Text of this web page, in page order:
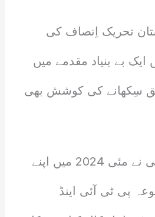
تحریک اِنصاف کی
بے بنیاد مقدمے میں
سِکھانے کی کوشش بھی
سینیٹر عرفان صدیقی نے مئی 2024 میں اپنے
پی ٹی آئی اینڈ